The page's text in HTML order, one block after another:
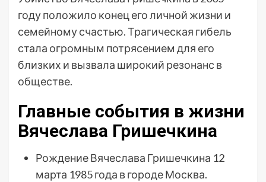
году положило конец его личной жизни и
семейному счастью. Трагическая гибель
стала огромным потрясением для его
близких и вызвала широкий резонанс в
обществе.
Главные события в жизни
Вячеслава Гришечкина
Рождение Вячеслава Гришечкина 12
марта 1985 года в городе Москва.